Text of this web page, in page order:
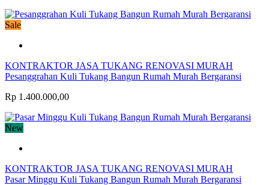
Sale
KONTRAKTOR JASA TUKANG RENOVASI MURAH
Pesanggrahan Kuli Tukang Bangun Rumah Murah Bergaransi
Rp 1.400.000,00
New
KONTRAKTOR JASA TUKANG RENOVASI MURAH
Pasar Minggu Kuli Tukang Bangun Rumah Murah Bergaransi